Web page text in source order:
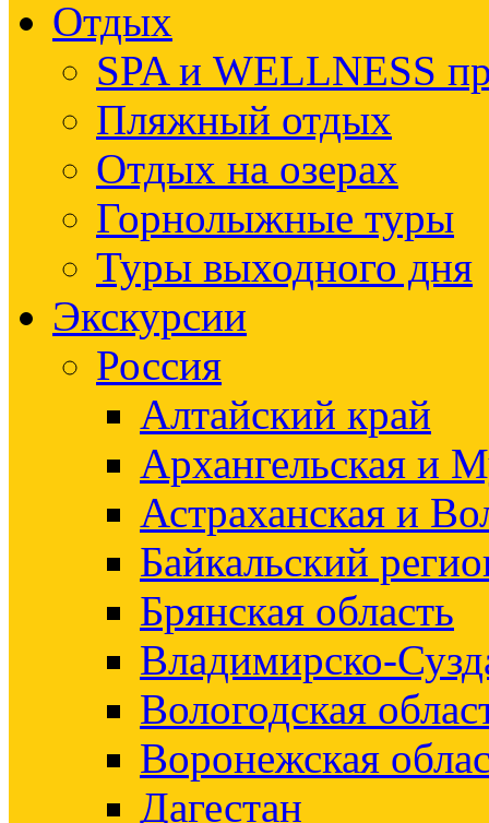
Отдых
SPA и WELLNESS
Пляжный отдых
Отдых на озерах
Горнолыжные туры
Туры выходного дня
Экскурсии
Россия
Алтайский край
Архангельская и
Астраханская и
Байкальский
Брянская область
Владимирско-
Вологодская
Воронежская
Дагестан